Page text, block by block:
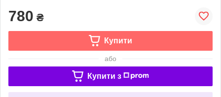
780 ₴
Купити
або
Купити з